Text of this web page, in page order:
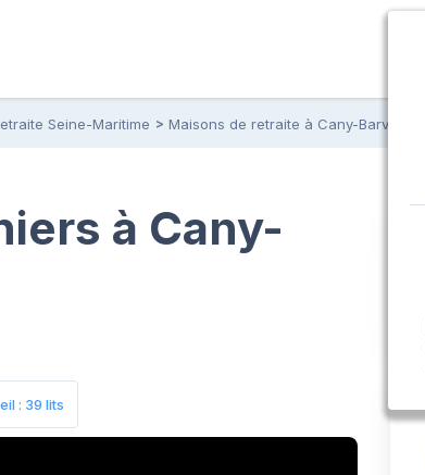
Seine-Maritime Maisons de retraite à Cany-Barville
à Cany-
: 39 lits